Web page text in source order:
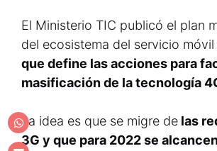
El Ministerio TIC publicó el plan
del ecosistema del servicio móvil
que define las acciones para
masificación de la tecnología
La idea es que se migre de las
3G y que para 2022 se